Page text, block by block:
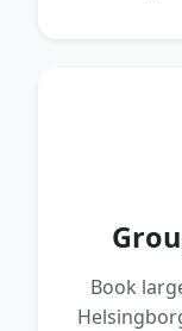
Book